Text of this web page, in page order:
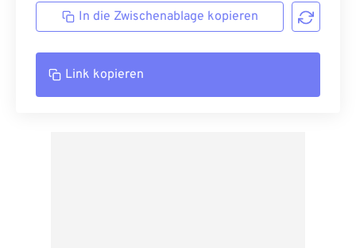
In die Zwischenablage kopieren
Link kopieren